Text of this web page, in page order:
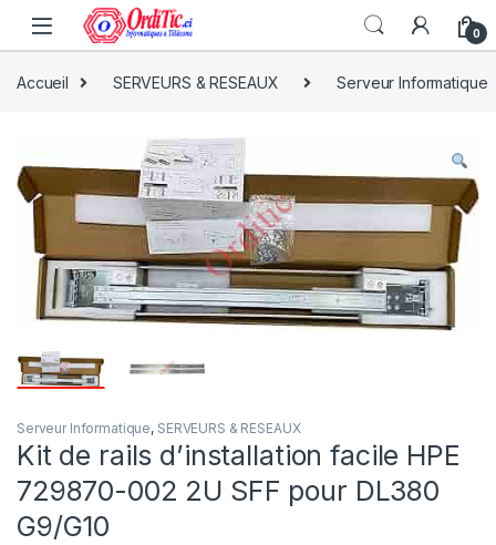
0
Accueil SERVEURS & RESEAUX Serveur Informatique
Serveur Informatique, SERVEURS & RESEAUX
Kit de rails d’installation facile HPE
729870-002 2U SFF pour DL380
G9/G10